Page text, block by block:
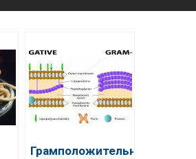
Грамположительные